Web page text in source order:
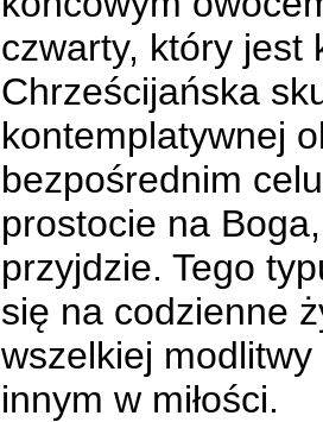
czwarty, który jest
Chrześcijańska
kontemplatywnej
bezpośrednim
prostocie na
przyjdzie. Tego
się na codzienne
wszelkiej modlitwy
innym w miłości.